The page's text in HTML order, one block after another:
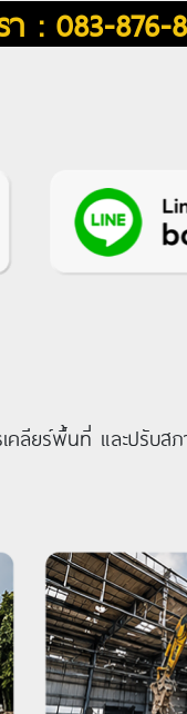
า : 083-876-
เคลียร์พื้นที่ และปรับ